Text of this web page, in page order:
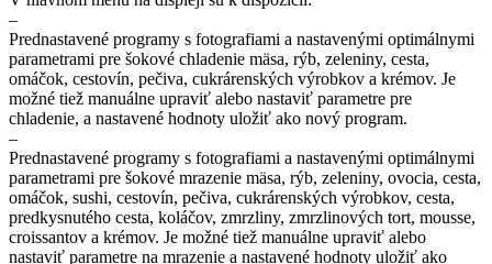
–
Prednastavené programy s fotografiami a nastavenými optimálnymi
parametrami pre šokové chladenie mäsa, rýb, zeleniny, cesta,
omáčok, cestovín, pečiva, cukrárenských výrobkov a krémov. Je
možné tiež manuálne upraviť alebo nastaviť parametre pre
chladenie, a nastavené hodnoty uložiť ako nový program.
–
Prednastavené programy s fotografiami a nastavenými optimálnymi
parametrami pre šokové mrazenie mäsa, rýb, zeleniny, ovocia, cesta,
omáčok, sushi, cestovín, pečiva, cukrárenských výrobkov, cesta,
predkysnutého cesta, koláčov, zmrzliny, zmrzlinových tort, mousse,
croissantov a krémov. Je možné tiež manuálne upraviť alebo
nastaviť parametre na mrazenie a nastavené hodnoty uložiť ako